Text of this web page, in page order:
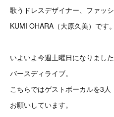
歌うドレスデザイナー、ファッ
KUMI OHARA（大原久美）です。
いよいよ今週土曜日になりました
バースディライブ。
こちらではゲストボーカルを3人
お願いしています。